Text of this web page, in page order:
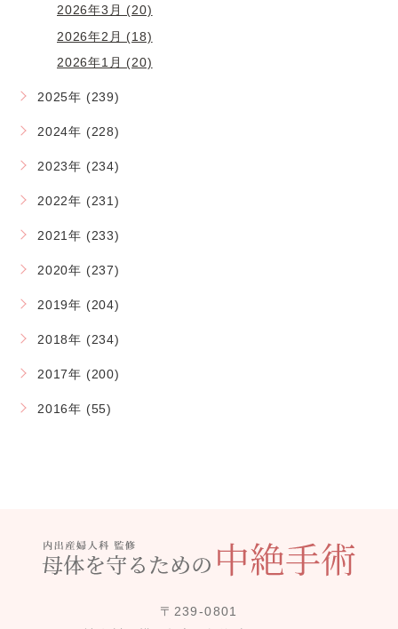
2026年3月 (20)
2026年2月 (18)
2026年1月 (20)
2025年 (239)
2024年 (228)
2023年 (234)
2022年 (231)
2021年 (233)
2020年 (237)
2019年 (204)
2018年 (234)
2017年 (200)
2016年 (55)
〒239-0801